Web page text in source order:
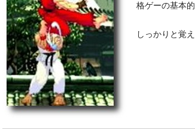
格ゲーの基本
しっかりと覚